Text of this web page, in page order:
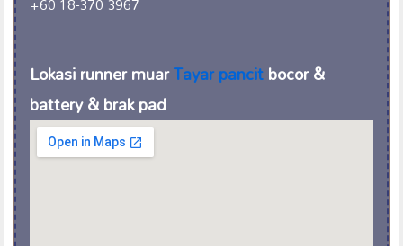
Lokasi runner muarTayar pancitbocor &
battery & brak pad